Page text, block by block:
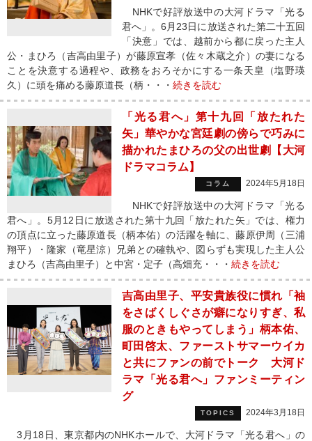
NHKで好評放送中の大河ドラマ「光る
君へ」。6月23日に放送された第二十五回
「決意」では、越前から都に戻った主人
公・まひろ（吉高由里子）が藤原宣孝（佐々木蔵之介）の妻になる
ことを決意する過程や、政務をおろそかにする一条天皇（塩野瑛
久）に頭を痛める藤原道長（柄・・・ 続きを読む
「光る君へ」第十九回「放たれた
矢」華やかな宮廷劇の傍らで巧みに
描かれたまひろの父の出世劇【大河
ドラマコラム】
コラム 2024年5月18日
NHKで好評放送中の大河ドラマ「光る
君へ」。5月12日に放送された第十九回「放たれた矢」では、権力
の頂点に立った藤原道長（柄本佑）の活躍を軸に、藤原伊周（三浦
翔平）・隆家（竜星涼）兄弟との確執や、図らずも実現した主人公
まひろ（吉高由里子）と中宮・定子（高畑充・・・ 続きを読む
吉高由里子、平安貴族役に慣れ「袖
をさばくしぐさが癖になりすぎ、私
服のときもやってしまう」柄本佑、
町田啓太、ファーストサマーウイカ
と共にファンの前でトーク 大河ド
ラマ「光る君へ」ファンミーティン
グ
TOPICS 2024年3月18日
3月18日、東京都内のNHKホールで、大河ドラマ「光る君へ」の